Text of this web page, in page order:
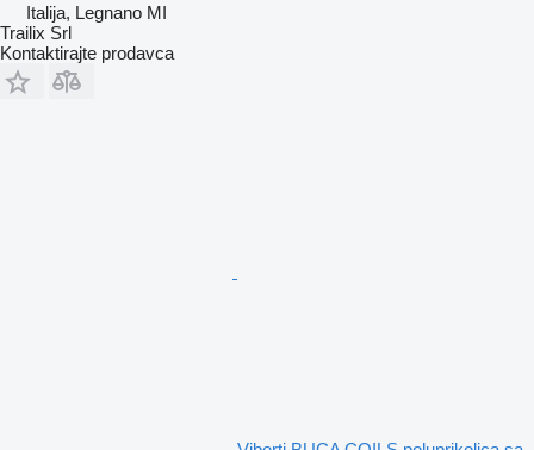
Italija, Legnano MI
Trailix Srl
Kontaktirajte prodavca